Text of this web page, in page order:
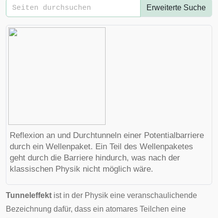
Erweiterte Suche
Reflexion an und Durchtunneln einer Potentialbarriere
durch ein Wellenpaket. Ein Teil des Wellenpaketes
geht durch die Barriere hindurch, was nach der
klassischen Physik nicht möglich wäre.
Tunneleffekt ist in der Physik eine veranschaulichende
Bezeichnung dafür, dass ein atomares Teilchen eine